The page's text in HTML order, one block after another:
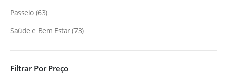
Passeio 63
Saúde e Bem Estar 73
Filtrar Por Preço